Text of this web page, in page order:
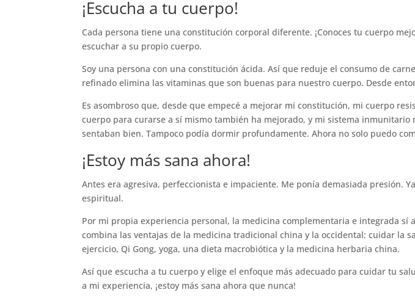
¡Escucha a tu cuerpo!
Cada persona tiene una constitución corporal diferente. ¡Conoces tu cuerpo
escuchar a su propio cuerpo.
Soy una persona con una constitución ácida. Así que reduje el consumo de
refinado elimina las vitaminas que son buenas para nuestro cuerpo. Desde
Es asombroso que, desde que empecé a mejorar mi constitución, mi cuerpo
cuerpo para curarse a sí mismo también ha mejorado, y mi sistema
sentaban bien. Tampoco podía dormir profundamente. Ahora no solo puedo
¡Estoy más sana ahora!
Antes era agresiva, perfeccionista e impaciente. Me ponía demasiada presión.
espiritual.
Por mi propia experiencia personal, la medicina complementaria e integrada
combina las ventajas de la medicina tradicional china y la occidental: cuidar
ejercicio, Qi Gong, yoga, una dieta macrobiótica y la medicina herbaria china.
Así que escucha a tu cuerpo y elige el enfoque más adecuado para cuidar tu
a mi experiencia, ¡estoy más sana ahora que nunca!